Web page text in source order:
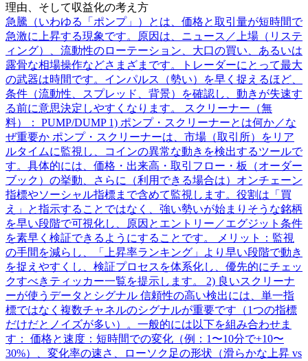
理由、そして収益化の考え方
急騰（いわゆる「ポンプ」）とは、価格と取引量が短時間で
急激に上昇する現象です。原因は、ニュース／上場（リステ
ィング）、流動性のローテーション、大口の買い、あるいは
露骨な相場操作などさまざまです。トレーダーにとって最大
の武器は時間です。インパルス（勢い）を早く捉えるほど、
条件（流動性、スプレッド、背景）を確認し、動きが失速す
る前に意思決定しやすくなります。 スクリーナー（無
料）： PUMP/DUMP 1) ポンプ・スクリーナーとは何か／な
ぜ重要か ポンプ・スクリーナーは、市場（取引所）をリア
ルタイムに監視し、コインの異常な動きを検出するツールで
す。具体的には、価格・出来高・取引フロー・板（オーダー
ブック）の挙動、さらに（利用できる場合は）オンチェーン
指標やソーシャル指標まで含めて監視します。役割は「買
え」と指示することではなく、強い勢いが始まりそうな銘柄
を早い段階で可視化し、原因とエントリー／エグジット条件
を素早く検証できるようにすることです。 メリット：監視
の手間を減らし、「上昇率ランキング」より早い段階で動き
を捉えやすくし、検証プロセスを体系化し、優先的にチェッ
クすべきティッカー一覧を提示します。 2) 良いスクリーナ
ーが使うデータとシグナル 信頼性の高い検出には、単一指
標ではなく複数チャネルのシグナルが重要です（1つの指標
だけだとノイズが多い）。一般的には以下を組み合わせま
す： 価格と速度：短時間での変化（例：1〜10分で+10〜
30%）、変化率の速さ、ローソク足の形状（滑らかな上昇 vs